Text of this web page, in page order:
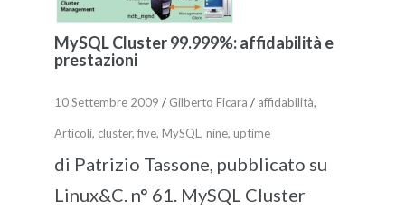
MySQL Cluster 99.999%: affidabilità e
prestazioni
10 Settembre 2009 / Gilberto Ficara / affidabilità,
Articoli, cluster, five, MySQL, nine, uptime
di Patrizio Tassone, pubblicato su
Linux&C. n° 61. MySQL Cluster